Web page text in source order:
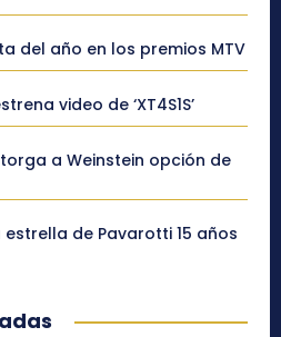
del año en los premios MTV
video de ‘XT4S1S’
a Weinstein opción de
de Pavarotti 15 años